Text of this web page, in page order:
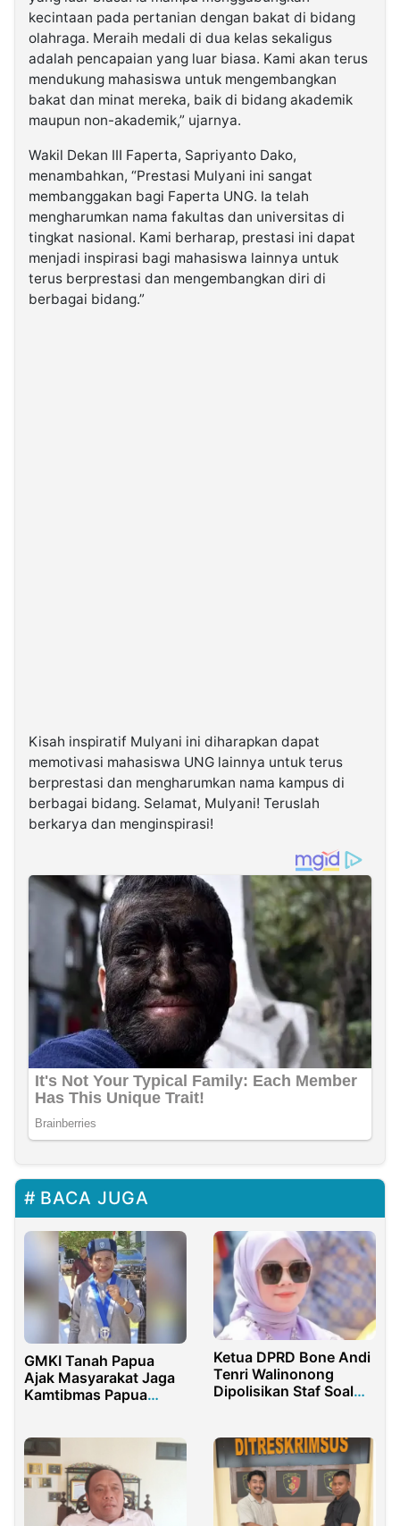
kecintaan pada pertanian dengan bakat di bidang
olahraga. Meraih medali di dua kelas sekaligus
adalah pencapaian yang luar biasa. Kami akan terus
mendukung mahasiswa untuk mengembangkan
bakat dan minat mereka, baik di bidang akademik
maupun non-akademik,” ujarnya.
Wakil Dekan III Faperta, Sapriyanto Dako,
menambahkan, “Prestasi Mulyani ini sangat
membanggakan bagi Faperta UNG. Ia telah
mengharumkan nama fakultas dan universitas di
tingkat nasional. Kami berharap, prestasi ini dapat
menjadi inspirasi bagi mahasiswa lainnya untuk
terus berprestasi dan mengembangkan diri di
berbagai bidang.”
Kisah inspiratif Mulyani ini diharapkan dapat
memotivasi mahasiswa UNG lainnya untuk terus
berprestasi dan mengharumkan nama kampus di
berbagai bidang. Selamat, Mulyani! Teruslah
berkarya dan menginspirasi!
BACA JUGA
GMKI Tanah Papua
Ajak Masyarakat Jaga
Kamtibmas Papua
Ketua DPRD Bone Andi
Tenri Walinonong
Dipolisikan Staf Soal